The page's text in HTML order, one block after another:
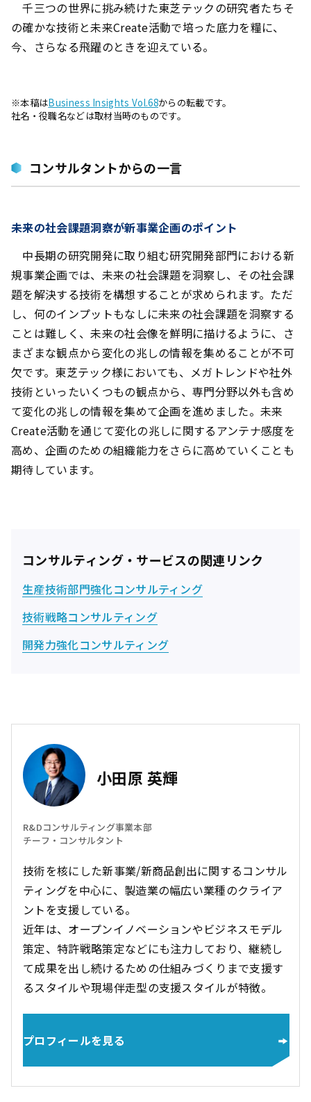
千三つの世界に挑み続けた東芝テックの研究者たち――そ
の確かな技術と未来Create活動で培った底力を糧に、
今、さらなる飛躍のときを迎えている。
※本稿はBusiness Insights Vol.68からの転載です。
社名・役職名などは取材当時のものです。
コンサルタントからの一言
未来の社会課題洞察が新事業企画のポイント
中長期の研究開発に取り組む研究開発部門における新
規事業企画では、未来の社会課題を洞察し、その社会課
題を解決する技術を構想することが求められます。ただ
し、何のインプットもなしに未来の社会課題を洞察する
ことは難しく、未来の社会像を鮮明に描けるように、さ
まざまな観点から変化の兆しの情報を集めることが不可
欠です。東芝テック様においても、メガトレンドや社外
技術といったいくつもの観点から、専門分野以外も含め
て変化の兆しの情報を集めて企画を進めました。未来
Create活動を通じて変化の兆しに関するアンテナ感度を
高め、企画のための組織能力をさらに高めていくことも
期待しています。
コンサルティング・サービスの関連リンク
生産技術部門強化コンサルティング
技術戦略コンサルティング
開発力強化コンサルティング
小田原 英輝
R&Dコンサルティング事業本部
チーフ・コンサルタント
技術を核にした新事業/新商品創出に関するコンサル
ティングを中心に、製造業の幅広い業種のクライア
ントを支援している。
近年は、オープンイノベーションやビジネスモデル
策定、特許戦略策定などにも注力しており、継続し
て成果を出し続けるための仕組みづくりまで支援す
るスタイルや現場伴走型の支援スタイルが特徴。
プロフィールを見る